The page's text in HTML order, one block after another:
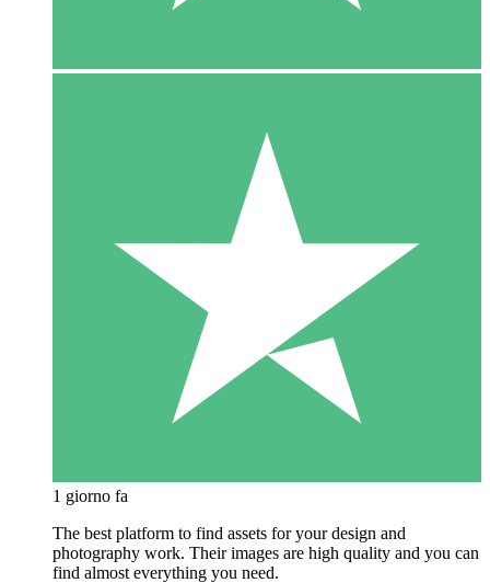
1 giorno fa
The best platform to find assets for your design and
photography work. Their images are high quality and you can
find almost everything you need.